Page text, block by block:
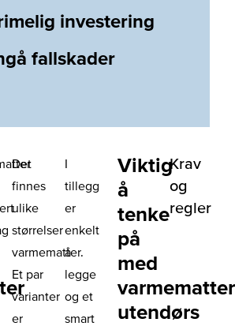
investering
fallskader
Det
finnes
ulike
størrelser
varmematter.
Et par
varianter
er
I
tillegg
er
enkelt
å
legge
og et
smart
Viktig
å
tenke
på
med
varmematter
utendørs
Krav
og
regler